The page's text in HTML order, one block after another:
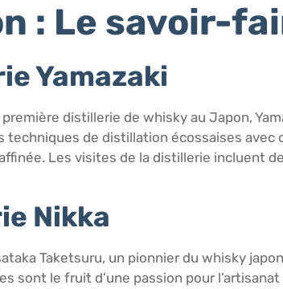
: Le savoir-
Yamazaki
distillerie de whisky au Japon,
techniques de distillation écossaises avec
Les visites de la distillerie incluent
Nikka
Taketsuru, un pionnier du whisky
sont le fruit d’une passion pour